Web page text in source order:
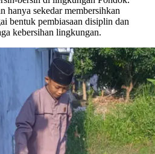
hanya sekedar membersihkan
bentuk pembiasaan disiplin dan
kebersihan lingkungan.